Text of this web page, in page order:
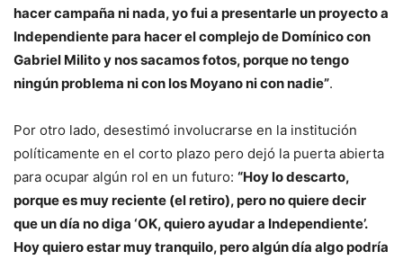
hacer campaña ni nada, yo fui a presentarle un proyecto a
Independiente para hacer el complejo de Domínico con
Gabriel Milito y nos sacamos fotos, porque no tengo
ningún problema ni con los Moyano ni con nadie”.
Por otro lado, desestimó involucrarse en la institución
políticamente en el corto plazo pero dejó la puerta abierta
para ocupar algún rol en un futuro: “Hoy lo descarto,
porque es muy reciente (el retiro), pero no quiere decir
que un día no diga ‘OK, quiero ayudar a Independiente’.
Hoy quiero estar muy tranquilo, pero algún día algo podría